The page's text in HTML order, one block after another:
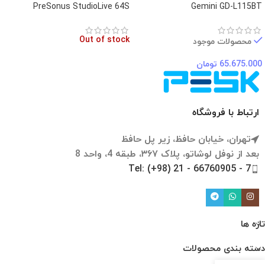
Gemini GD-L115BT
محصولات موجود
65.675.000 تومان
PreSonus StudioLive 64S
Out of stock
ارتباط با فروشگاه
تهران، خیابان حافظ، زیر پل حافظ
بعد از نوفل لوشاتو، پلاک ۳۶۷، طبقه 4، واحد 8
Tel: (+98) 21 - 66760905 - 7
تازه ها
دسته بندی محصولات